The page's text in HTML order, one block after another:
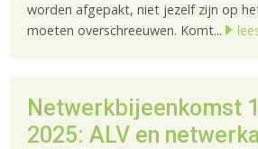
worden afgepakt, niet jezelf zijn op
moeten overschreeuwen. Komt...
Netwerkbijeenkomst
2025: ALV en